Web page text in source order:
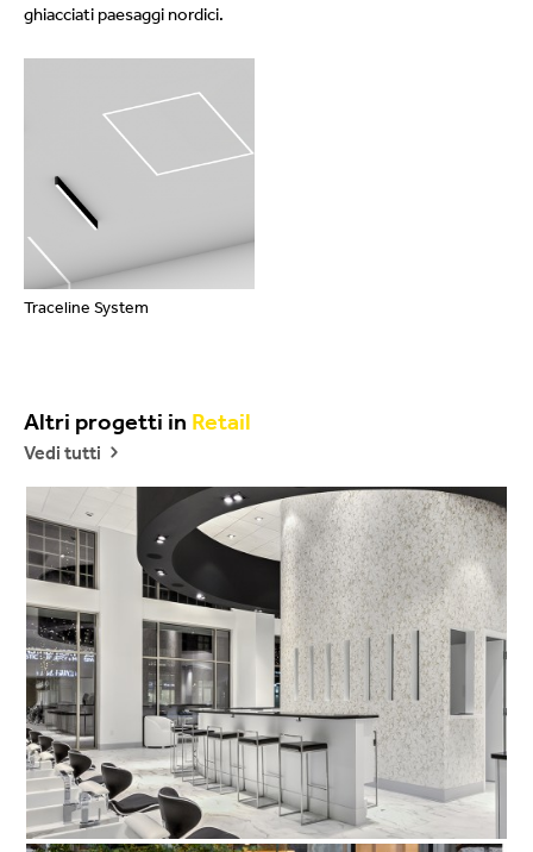
ghiacciati paesaggi nordici.
Traceline System
Altri progetti in Retail
Vedi tutti